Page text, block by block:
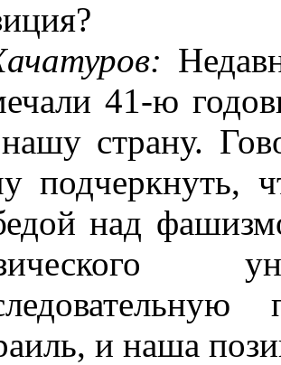
:
41-ю
страну.
подчеркнуть,
над
и наша